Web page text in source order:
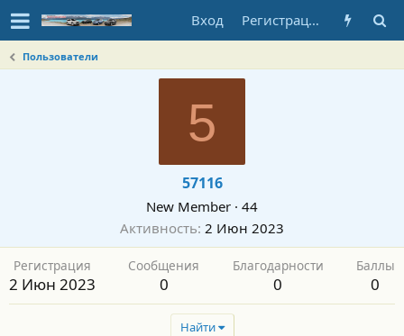
Вход Регистрация
Пользователи
5
57116
New Member · 44
Активность 2 Июн 2023
Регистрация
2 Июн 2023
Сообщения
0
Благодарности
0
Баллы
0
Найти